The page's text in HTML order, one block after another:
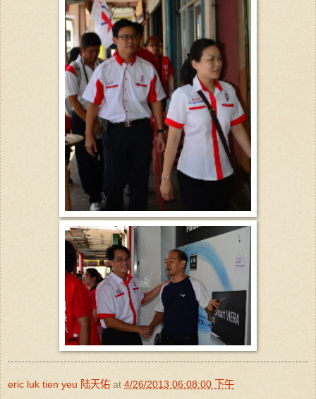
eric luk tien yeu 陆天佑 at 4/26/2013 06:08:00 下午